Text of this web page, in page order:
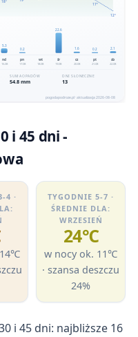
i 45 dni -
4 ·
TYGODNIE 5-7 ·
ŚREDNIE DLA:
WRZESIEŃ
24℃
w nocy ok. 11℃
· szansa deszczu
24%
i 45 dni: najbliższe 16